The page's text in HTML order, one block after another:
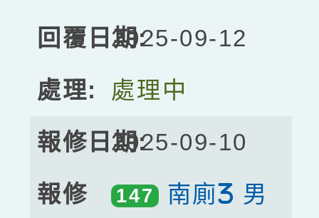
2025-09-12
處理中
2025-09-10
147
南廁3 男